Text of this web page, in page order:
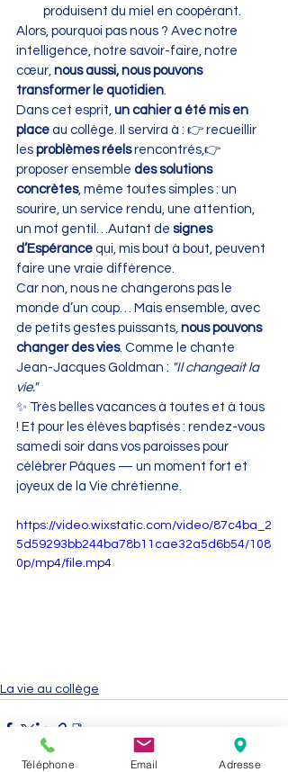
produisent du miel en coopérant.
Alors, pourquoi pas nous ? Avec notre
intelligence, notre savoir-faire, notre
cœur, nous aussi, nous pouvons
transformer le quotidien.
Dans cet esprit, un cahier a été mis en
place au collège. Il servira à : 👉 recueillir
les problèmes réels rencontrés,👉
proposer ensemble des solutions
concrètes, même toutes simples : un
sourire, un service rendu, une attention,
un mot gentil…Autant de signes
d’Espérance qui, mis bout à bout, peuvent
faire une vraie différence.
Car non, nous ne changerons pas le
monde d’un coup… Mais ensemble, avec
de petits gestes puissants, nous pouvons
changer des vies. Comme le chante
Jean-Jacques Goldman : "Il changeait la
vie."
✨ Très belles vacances à toutes et à tous
! Et pour les élèves baptisés : rendez-vous
samedi soir dans vos paroisses pour
célébrer Pâques — un moment fort et
joyeux de la Vie chrétienne.
https://video.wixstatic.com/video/87c4ba_2
5d59293bb244ba78b11cae32a5d6b54/108
0p/mp4/file.mp4
La vie au collège
Téléphone Email Adresse